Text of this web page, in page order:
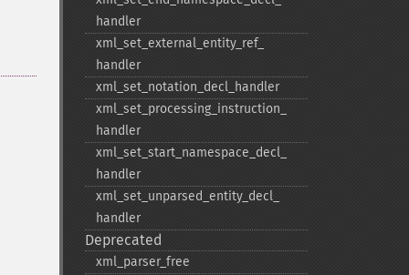
handler
xml_​set_​external_​entity_​ref_​
handler
xml_​set_​notation_​decl_​handler
xml_​set_​processing_​instruction_​
handler
xml_​set_​start_​namespace_​decl_​
handler
xml_​set_​unparsed_​entity_​decl_​
handler
Deprecated
xml_​parser_​free